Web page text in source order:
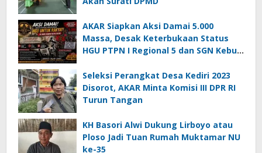
AKAR Siapkan Aksi Damai 5.000
Massa, Desak Keterbukaan Status
HGU PTPN I Regional 5 dan SGN Kebun
Seleksi Perangkat Desa Kediri 2023
Disorot, AKAR Minta Komisi III DPR RI
Turun Tangan
KH Basori Alwi Dukung Lirboyo atau
Ploso Jadi Tuan Rumah Muktamar NU
ke-35